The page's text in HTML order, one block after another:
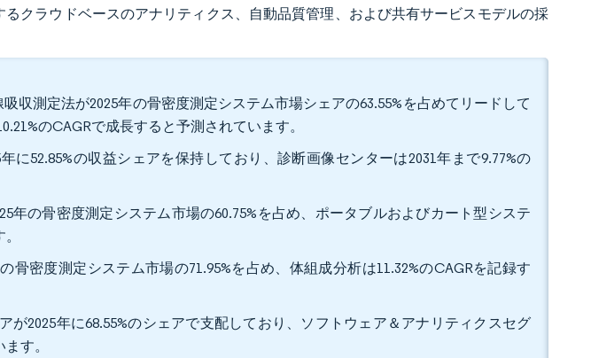
クラウドベースのアナリティクス、自動品質管理、および共有サービスモデルの採
収測定法が2025年の骨密度測定システム市場シェアの63.55%を占めてリードして
のCAGRで成長すると予測されています。
に52.85%の収益シェアを保持しており、診断画像センターは2031年まで9.77%の
年の骨密度測定システム市場の60.75%を占め、ポータブルおよびカート型システ
骨密度測定システム市場の71.95%を占め、体組成分析は11.32%のCAGRを記録す
が2025年に68.55%のシェアで支配しており、ソフトウェア＆アナリティクスセグ
す。